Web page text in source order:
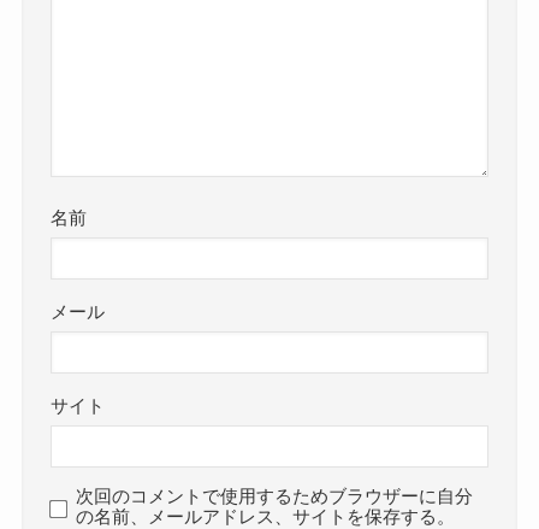
名前
メール
サイト
次回のコメントで使用するためブラウザーに自分
の名前、メールアドレス、サイトを保存する。